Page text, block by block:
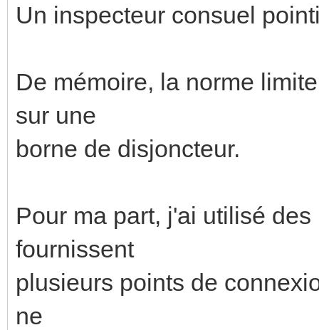
Un inspecteur consuel
De mémoire, la norme
sur une
borne de disjoncteur.
Pour ma part, j'ai utilisé
fournissent
plusieurs points de
ne